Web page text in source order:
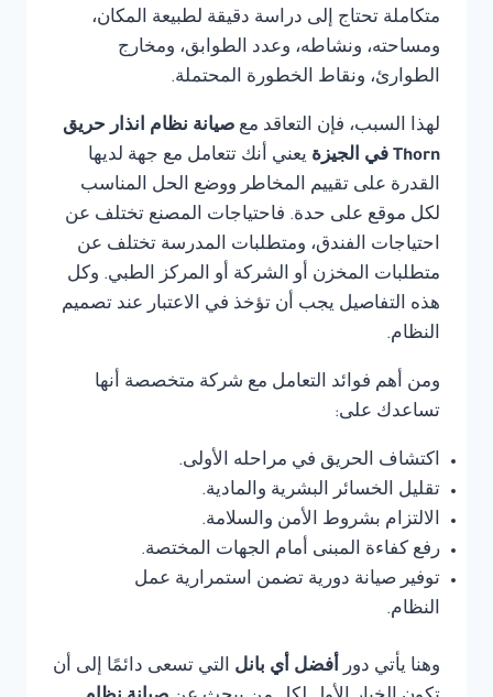
متكاملة تحتاج إلى دراسة دقيقة لطبيعة المكان،
ومساحته، ونشاطه، وعدد الطوابق، ومخارج
الطوارئ، ونقاط الخطورة المحتملة.
لهذا السبب، فإن التعاقد مع صيانة نظام انذار حريق
Thorn في الجيزة
يعني أنك تتعامل مع جهة لديها
القدرة على تقييم المخاطر ووضع الحل المناسب
لكل موقع على حدة. فاحتياجات المصنع تختلف عن
احتياجات الفندق، ومتطلبات المدرسة تختلف عن
متطلبات المخزن أو الشركة أو المركز الطبي. وكل
هذه التفاصيل يجب أن تؤخذ في الاعتبار عند تصميم
النظام.
ومن أهم فوائد التعامل مع شركة متخصصة أنها
تساعدك على:
اكتشاف الحريق في مراحله الأولى.
تقليل الخسائر البشرية والمادية.
الالتزام بشروط الأمن والسلامة.
رفع كفاءة المبنى أمام الجهات المختصة.
توفير صيانة دورية تضمن استمرارية عمل
النظام.
وهنا يأتي دور أفضل أي بانل التي تسعى دائمًا إلى أن